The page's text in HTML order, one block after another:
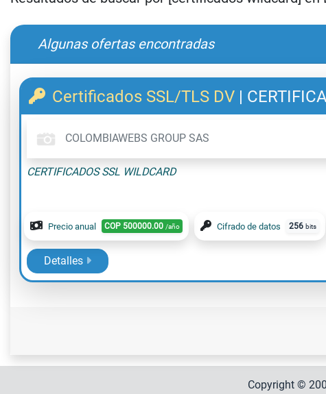
Algunas ofertas encontradas
Certificados SSL/TLS DV |
COLOMBIAWEBS GROUP SAS
CERTIFICADOS SSL WILDCARD
Precio anual COP 500000.00 /año Cifrado de datos 256 bits
Detalles
Copyright ©